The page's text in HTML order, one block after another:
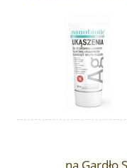
na Gardło